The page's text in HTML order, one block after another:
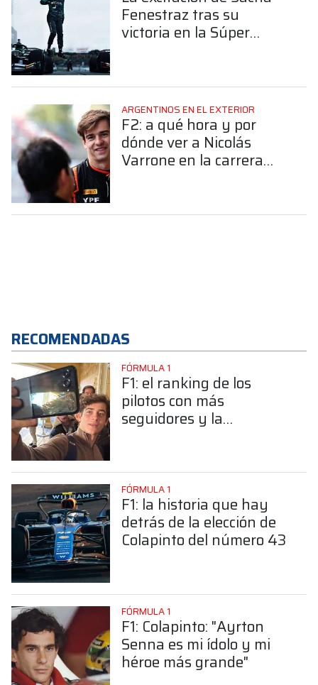
Fenestraz tras su
victoria en la Súper
ARGENTINOS EN EL EXTERIOR
F2: a qué hora y por
dónde ver a Nicolás
Varrone en la carrera
RECOMENDADAS
FÓRMULA 1
F1: el ranking de los
pilotos con más
seguidores y la
FÓRMULA 1
F1: la historia que hay
detrás de la elección de
Colapinto del número 43
FÓRMULA 1
F1: Colapinto: "Ayrton
Senna es mi ídolo y mi
héroe más grande"